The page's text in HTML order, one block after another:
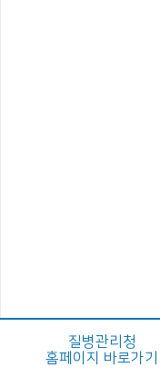
질병관리청
홈페이지 바로가기